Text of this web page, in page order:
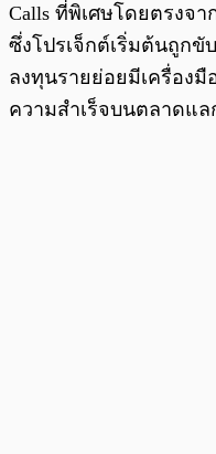
Calls ที่พิเศษโดยตรงจา
ซึ่งโปรเจ็กต์เริ่มต้นถูก
ลงทุนรายย่อยมีเครื่องมื
ความสำเร็จบนตลาดแล